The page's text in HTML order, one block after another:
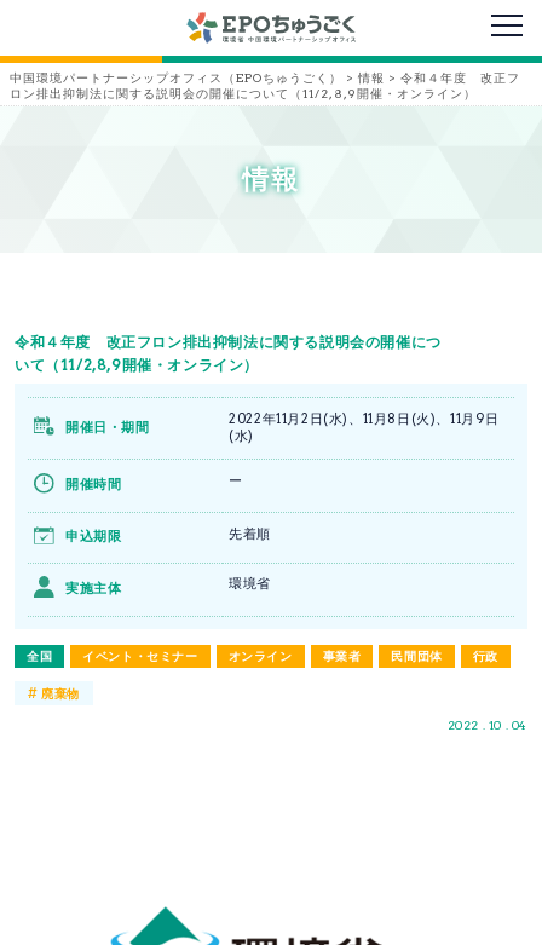
メニ
中国環境パートナーシップオフィス（EPOちゅうごく） > 情報 > 令和４年度 改正フ
ロン排出抑制法に関する説明会の開催について（11/2,8,9開催・オンライン）
情報
令和４年度 改正フロン排出抑制法に関する説明会の開催につ
いて（11/2,8,9開催・オンライン）
全国 イベント・セミナー オンライン 事業者 民間団体 行政
2022 . 10 . 04
開催日・期間
2022年11月2日(水)、11月8日(火)、11月9日
(水)
開催時間 ー
申込期限 先着順
実施主体 環境省
#廃棄物